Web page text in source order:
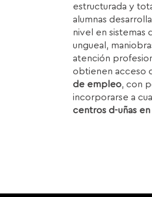
estructurada y
alumnas
nivel en sistemas
ungueal,
atención
obtienen acceso
de empleo, con
incorporarse a
centros d-uñas